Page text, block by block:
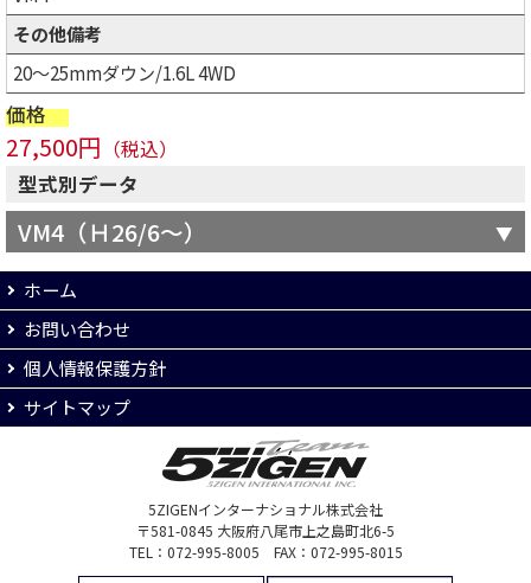
その他備考
20～25mmダウン/1.6L 4WD
価格
27,500円 （税込）
型式別データ
VM4（Ｈ26/6～）
ホーム
お問い合わせ
個人情報保護方針
サイトマップ
5ZIGENインターナショナル株式会社
〒581-0845 大阪府八尾市上之島町北6-5
TEL：072-995-8005 FAX：072-995-8015